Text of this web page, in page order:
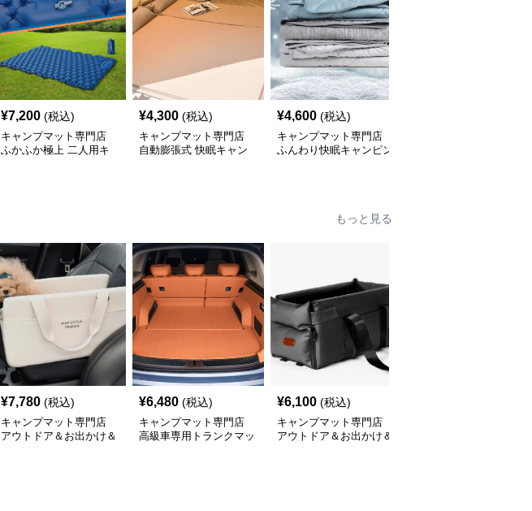
¥7,200 (税込)
キャンプマット専門店
ふかふか極上 二人用キ
¥4,300 (税込)
キャンプマット専門店
自動膨張式 快眠キャン
¥4,600 (税込)
キャンプマット専門店
ふんわり快眠キャンピン
もっと見る
¥7,780 (税込)
キャンプマット専門店
アウトドア＆お出かけ＆
¥6,480 (税込)
キャンプマット専門店
高級車専用トランクマッ
¥6,100 (税込)
キャンプマット専門店
アウトドア＆お出かけ＆